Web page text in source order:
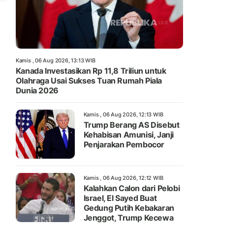
Kamis , 06 Aug 2026, 13:13 WIB
Kanada Investasikan Rp 11,8 Triliun untuk
Olahraga Usai Sukses Tuan Rumah Piala
Dunia 2026
Kamis , 06 Aug 2026, 12:13 WIB
Trump Berang AS Disebut
Kehabisan Amunisi, Janji
Penjarakan Pembocor
Kamis , 06 Aug 2026, 12:12 WIB
Kalahkan Calon dari Pelobi
Israel, El Sayed Buat
Gedung Putih Kebakaran
Jenggot, Trump Kecewa